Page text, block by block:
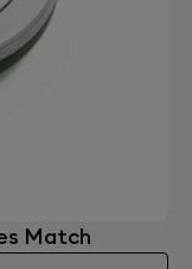
Match